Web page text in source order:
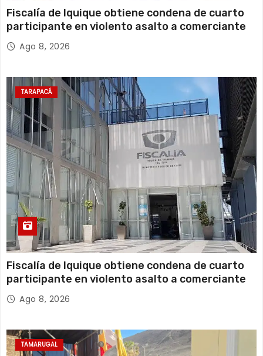
Fiscalía de Iquique obtiene condena de cuarto
participante en violento asalto a comerciante
Ago 8, 2026
TARAPACÁ
Fiscalía de Iquique obtiene condena de cuarto
participante en violento asalto a comerciante
Ago 8, 2026
TAMARUGAL